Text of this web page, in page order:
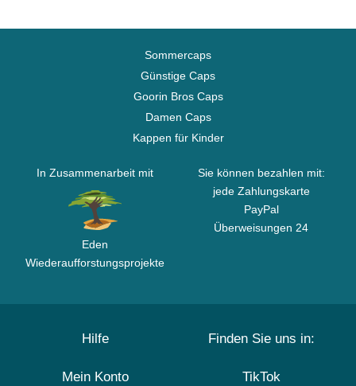
Sommercaps
Günstige Caps
Goorin Bros Caps
Damen Caps
Kappen für Kinder
In Zusammenarbeit mit
Eden
Wiederaufforstungsprojekte
Sie können bezahlen mit:
jede Zahlungskarte
PayPal
Überweisungen 24
Hilfe
Mein Konto
Finden Sie uns in:
TikTok